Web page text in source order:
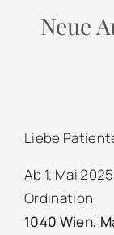
Neue
Liebe
Ab 1. Mai
Ordination
1040 Wien,